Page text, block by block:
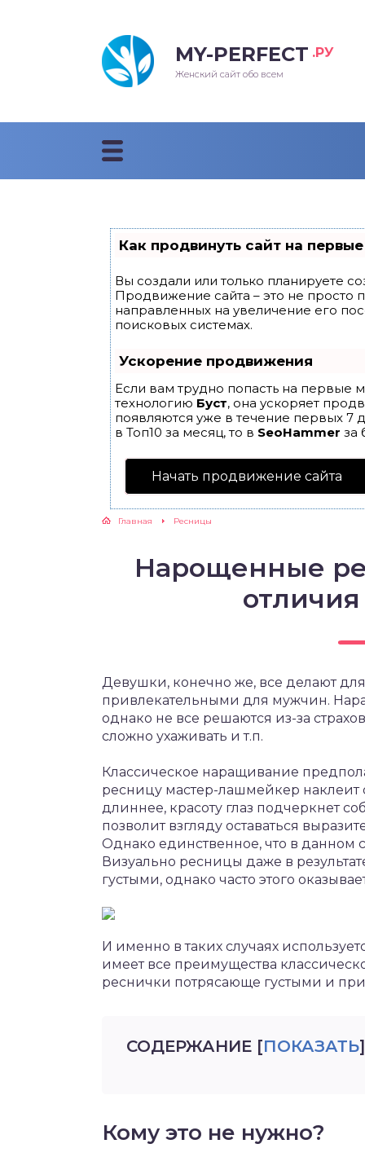
MY-PERFECT .РУ
Женский сайт обо всем
Как продвинуть сайт на
Вы создали или только планируете
Продвижение сайта – это не просто
направленных на увеличение его
поисковых системах.
Ускорение продвижения
Если вам трудно попасть на первые
технологию Буст, она ускоряет
появляются уже в течение первых 7
в Топ10 за месяц, то в SeoHammer за
Начать продвижение сайта
Главная Ресницы
Нарощенные
отличия
Девушки, конечно же, все делают для
привлекательными для мужчин.
однако не все решаются из-за
сложно ухаживать и т.п.
Классическое наращивание
ресницу мастер-лашмейкер наклеит
длиннее, красоту глаз подчеркнет
позволит взгляду оставаться
Однако единственное, что в данном
Визуально ресницы даже в
густыми, однако часто этого
И именно в таких случаях
имеет все преимущества
реснички потрясающе густыми и
СОДЕРЖАНИЕ [ПОКАЗАТЬ]
Кому это не нужно?
прически 2018
стрижки 2018